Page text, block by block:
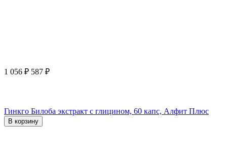
1 056 ₽ 587 ₽
Гинкго Билоба экстракт с глицином, 60 капс, Алфит Плюс
В корзину